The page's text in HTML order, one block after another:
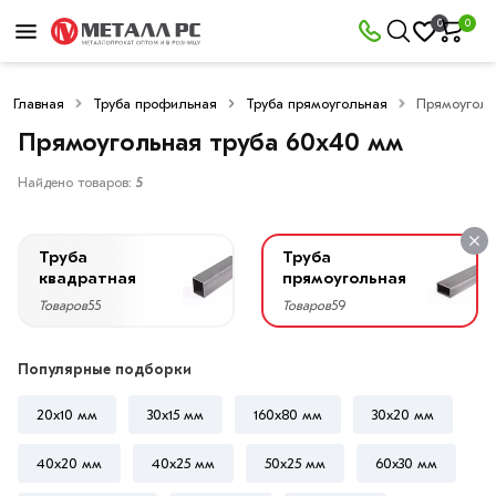
0 0
Главная Труба профильная Труба прямоугольная
Прямоугольная труба 60х40 мм
Найдено товаров: 5
Труба
квадратная
Товаров55
Труба
прямоугольная
Товаров59
Популярные подборки
20x10 мм 30х15 мм 160х80 мм 30х20 мм
40х20 мм 40х25 мм 50х25 мм 60х30 мм
Фильтры
×
Со
скидкой
руб.
—
Высота,